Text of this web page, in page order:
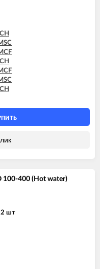
100-400 (Hot water)
2 шт